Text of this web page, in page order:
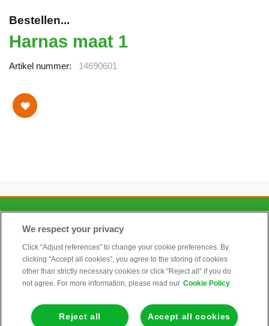
Bestellen...
Harnas maat 1
Artikel nummer 14690601
CONTACT
ALGEMEEN
INFORMATIE
We respect your privacy
Click “Adjust references” to change your cookie preferences. By
clicking “Accept all cookies”, you agree to the storing of cookies
other than strictly necessary cookies or click “Reject all” if you do
not agree. For more information, please read our Cookie Policy
Accept all cookies
Reject all